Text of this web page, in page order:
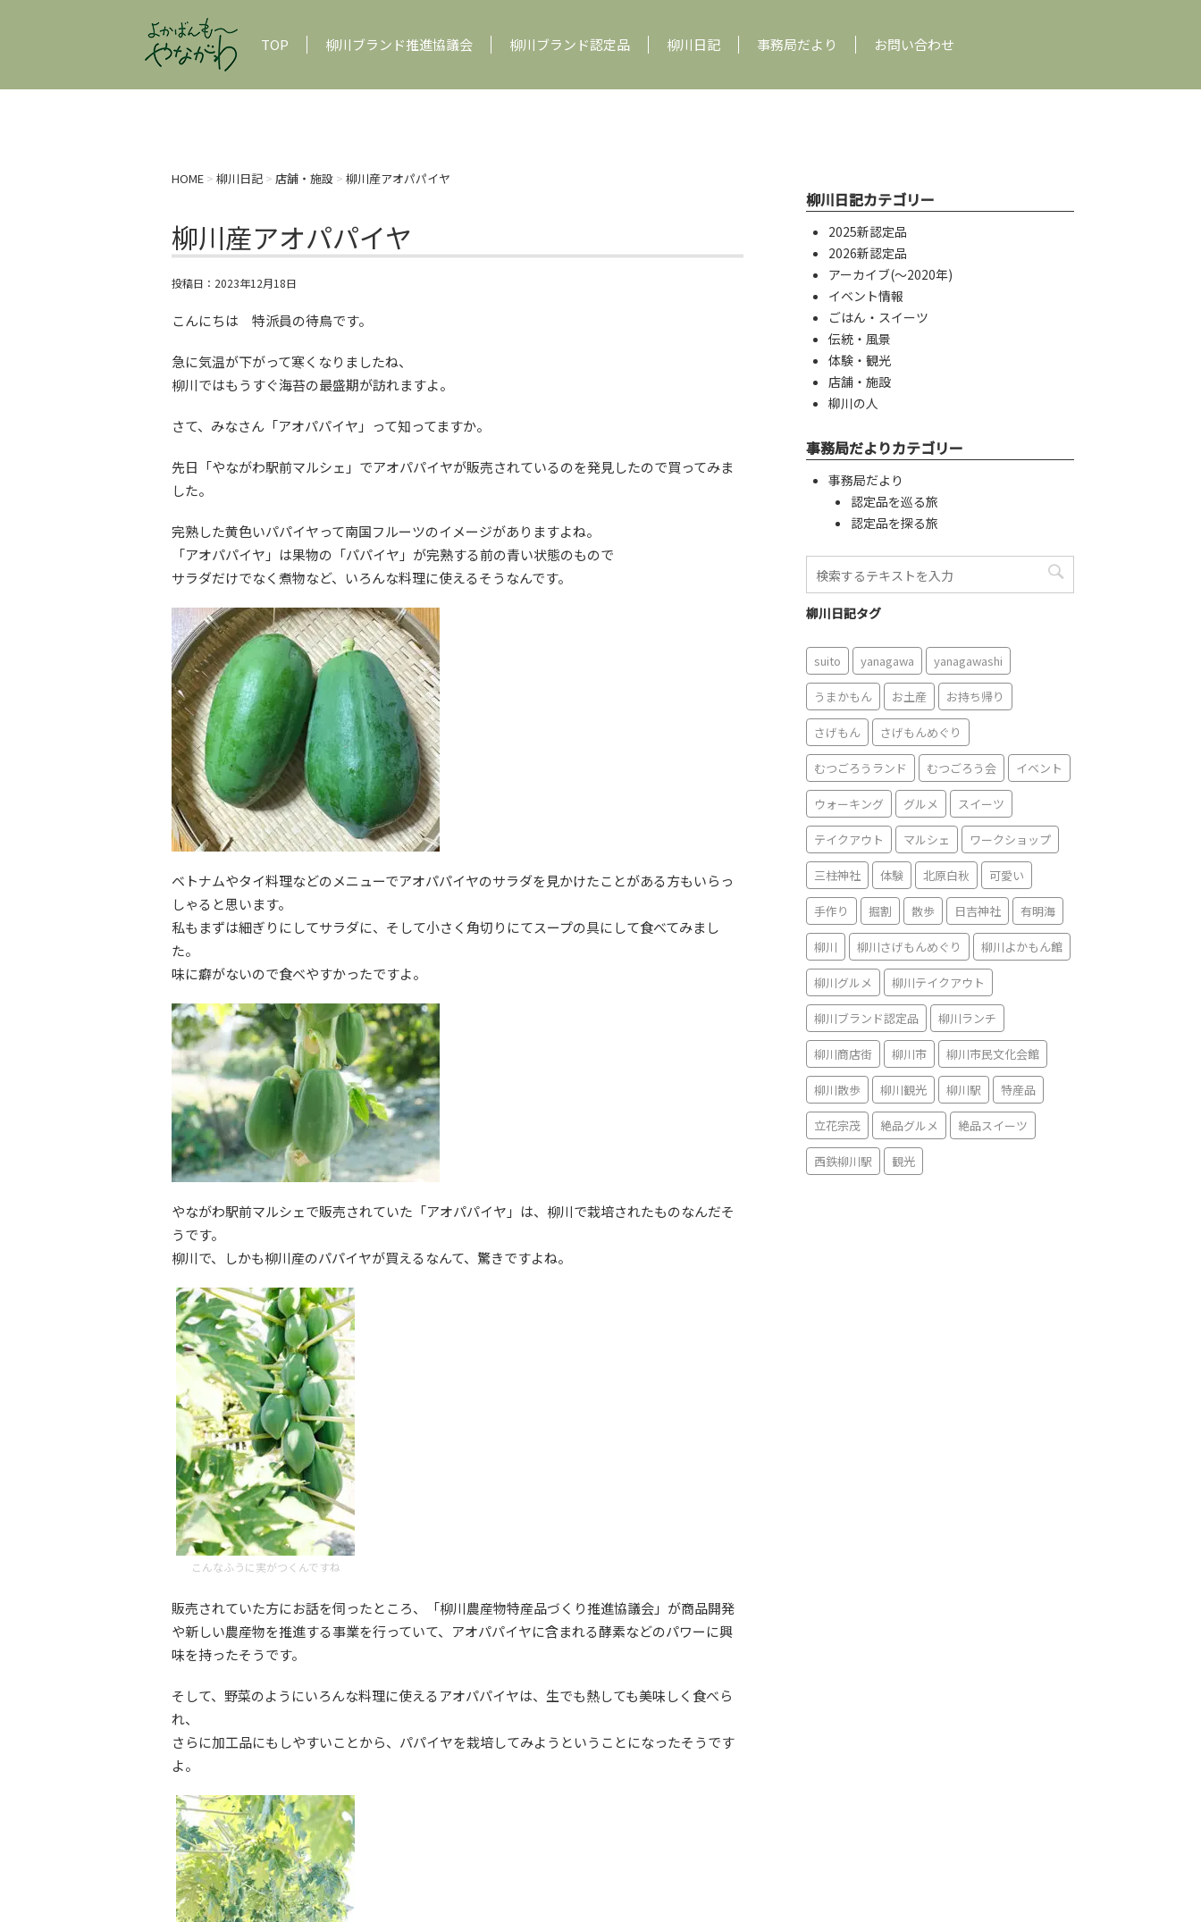
TOP 柳川ブランド推進協議会 柳川ブランド認定品 柳川日記 事務局だより お問い合わせ
HOME > 柳川日記 > 店舗・施設 > 柳川産アオパパイヤ
柳川産アオパパイヤ
投稿日： 2023年12月18日
こんにちは 特派員の待鳥です。
急に気温が下がって寒くなりましたね、
柳川ではもうすぐ海苔の最盛期が訪れますよ。
さて、みなさん「アオパパイヤ」って知ってますか。
先日「やながわ駅前マルシェ」でアオパパイヤが販売されているのを発見したので買ってみま
した。
完熟した黄色いパパイヤって南国フルーツのイメージがありますよね。
「アオパパイヤ」は果物の「パパイヤ」が完熟する前の青い状態のもので
サラダだけでなく煮物など、いろんな料理に使えるそうなんです。
ベトナムやタイ料理などのメニューでアオパパイヤのサラダを見かけたことがある方もいらっ
しゃると思います。
私もまずは細ぎりにしてサラダに、そして小さく角切りにてスープの具にして食べてみまし
た。
味に癖がないので食べやすかったですよ。
やながわ駅前マルシェで販売されていた「アオパパイヤ」は、柳川で栽培されたものなんだそ
うです。
柳川で、しかも柳川産のパパイヤが買えるなんて、驚きですよね。
こんなふうに実がつくんですね
販売されていた方にお話を伺ったところ、「柳川農産物特産品づくり推進協議会」が商品開発
や新しい農産物を推進する事業を行っていて、アオパパイヤに含まれる酵素などのパワーに興
味を持ったそうです。
そして、野菜のようにいろんな料理に使えるアオパパイヤは、生でも熱しても美味しく食べら
れ、
さらに加工品にもしやすいことから、パパイヤを栽培してみようということになったそうです
よ。
柳川日記カテゴリー
2025新認定品
2026新認定品
アーカイブ(〜2020年)
イベント情報
ごはん・スイーツ
伝統・風景
体験・観光
店舗・施設
柳川の人
事務局だよりカテゴリー
事務局だより
認定品を巡る旅
認定品を探る旅
柳川日記タグ
suito yanagawa yanagawashi
うまかもん お土産 お持ち帰り
さげもん さげもんめぐり
むつごろうランド むつごろう会 イベント
ウォーキング グルメ スイーツ
テイクアウト マルシェ ワークショップ
三柱神社 体験 北原白秋 可愛い
手作り 掘割 散歩 日吉神社 有明海
柳川 柳川さげもんめぐり 柳川よかもん館
柳川グルメ 柳川テイクアウト
柳川ブランド認定品 柳川ランチ
柳川商店街 柳川市 柳川市民文化会館
柳川散歩 柳川観光 柳川駅 特産品
立花宗茂 絶品グルメ 絶品スイーツ
西鉄柳川駅 観光